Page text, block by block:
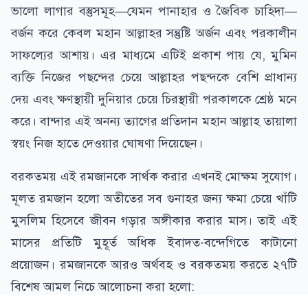
ভালো লাগার বস্তুসমূহ—যেমন পানাহার ও জৈবিক চাহিদা—
বর্জন করে কেবল মহান আল্লাহর সন্তুষ্টি অর্জন এবং পরকালীন
সাফল্যের আশায়। এর মাধ্যমে এটিই প্রকাশ পায় যে, মুমিন
ব্যক্তি নিজের পছন্দের চেয়ে আল্লাহর পছন্দকে বেশি প্রাধান্য
দেয় এবং ক্ষণস্থায়ী দুনিয়ার চেয়ে চিরস্থায়ী পরকালকে শ্রেষ্ঠ মনে
করে। বান্দার এই অনন্য ত্যাগের প্রতিদান মহান আল্লাহ তায়ালা
স্বয়ং নিজ হাতে দেওয়ার ঘোষণা দিয়েছেন।
বরকতময় এই রমজানকে সার্থক করার এখনই মোক্ষম সুযোগ।
মূলত রমজান হলো অতীতের সব গুনাহর জন্য ক্ষমা চেয়ে খাঁটি
মুসলিম হিসেবে জীবন গড়ার অঙ্গীকার করার মাস। তাই এই
মাসের প্রতিটি মুহূর্ত অধিক ইবাদত-বন্দেগিতে কাটানো
প্রয়োজন। রমজানকে আরও অর্থবহ ও বরকতময় করতে ২৭টি
বিশেষ আমল নিচে আলোচনা করা হলো: